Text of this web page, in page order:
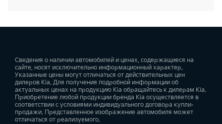
Сведения о наличии автомобилей и ценах, содержащиеся на
сайте, носят исключительно информационный характер.
Указанные цены могут отличаться от действительных цен
дилеров Kia. Для получения подробной информации об
актуальных ценах на продукцию Kia обращайтесь к дилерам Kia.
Приобретение любой продукции бренда Kia осуществляется в
соответствии с условиями индивидуального договора купли-
продажи. Представленное изображение автомобиля может
отличаться от реализуемого.